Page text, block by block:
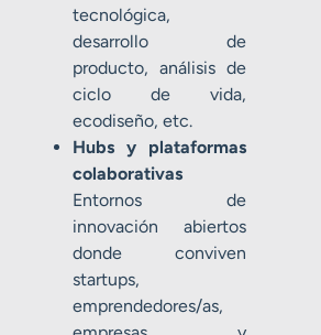
tecnológica,
desarrollo de
producto, análisis de
ciclo de vida,
ecodiseño, etc.
Hubs y plataformas
colaborativas
Entornos de
innovación abiertos
donde conviven
startups,
emprendedores/as,